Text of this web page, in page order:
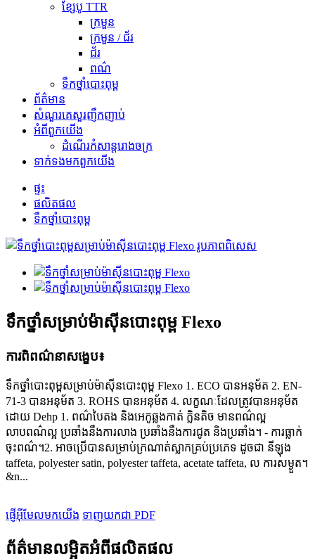
ខ្សែបូ TTR
ក្រមួន
ក្រមួន / ជ័រ
ជ័រ
ពណ៌
ទឹកថ្នាំបោះពុម្ព
ព័ត៌មាន
សំណួរគេសួរញឹកញាប់
អំពី​ពួក​យើង
ដំណើរកំសាន្តរោងចក្រ
ទាក់ទង​មក​ពួក​យើង
ផ្ទះ
ផលិតផល
ទឹកថ្នាំបោះពុម្ព
ទឹកថ្នាំសម្រាប់ម៉ាស៊ីនបោះពុម្ព Flexo
ការពិពណ៌នាសង្ខេប៖
ទឹកថ្នាំបោះពុម្ពសម្រាប់ម៉ាស៊ីនបោះពុម្ព Flexo 1. ECO បានអនុម័ត 2. EN-
71-3 បានអនុម័ត 3. ROHS បានអនុម័ត 4. លក្ខណៈដែលត្រូវបានអនុម័ត
ដោយ Dehp 1. ពណ៌បៃតង និងអេកូឆ្លងកាត់ ក្លិនតិច មានពណ៌ល្អ
លាបពណ៌ល្អ ប្រឆាំងនឹងការលាង ប្រឆាំងនឹងការជូត និងប្រឆាំង។ - ការ​ធ្លាក់​
ចុះ​ពណ៌​។2. អាចប្រើបានសម្រាប់ក្រណាត់ស្លាកគ្រប់ប្រភេទ ដូចជា នីឡុង
taffeta, polyester satin, polyester taffeta, acetate taffeta, ល ការសម្ងួត។
&n...
ផ្ញើអ៊ីមែលមកយើង ទាញយកជា PDF
ព័ត៌មានលម្អិតអំពីផលិតផល